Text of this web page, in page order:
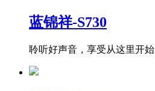
蓝锦祥-S730
聆听好声音，享受从这里开始